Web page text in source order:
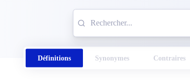
Définitions Synonymes Contraires